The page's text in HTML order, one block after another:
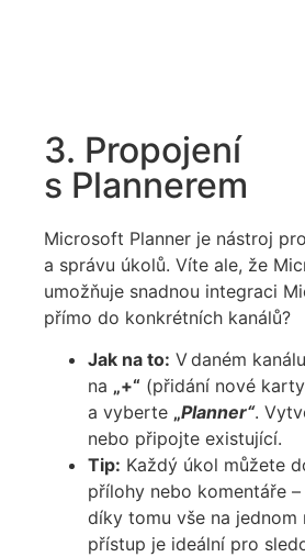
3. Propojení
s Plannerem
Microsoft Planner je nástroj
a správu úkolů. Víte ale, že
umožňuje snadnou integraci
přímo do konkrétních kanálů?
Jak na to: V daném
na „+“ (přidání nové
a vyberte „Planner“.
nebo připojte existující.
Tip: Každý úkol můžete
přílohy nebo komentáře
díky tomu vše na jednom
přístup je ideální pro